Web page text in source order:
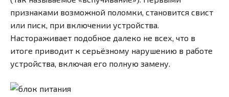
признаками возможной поломки, становится свист
или писк, при включении устройства.
Настораживает подобное далеко не всех, что в
итоге приводит к серьёзному нарушению в работе
устройства, включая его полную замену.